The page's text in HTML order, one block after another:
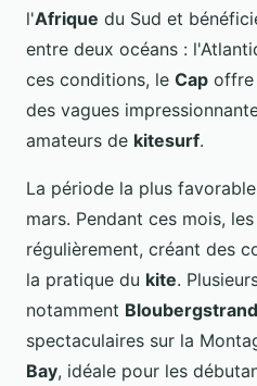
l'Afrique du Sud et
entre deux océans :
ces conditions, le Cap offre
des vagues
amateurs de kitesurf.
La période la plus
mars. Pendant ces mois,
régulièrement, créant des
la pratique du kite.
notamment Bloubergstrand
spectaculaires sur la
Bay, idéale pour les